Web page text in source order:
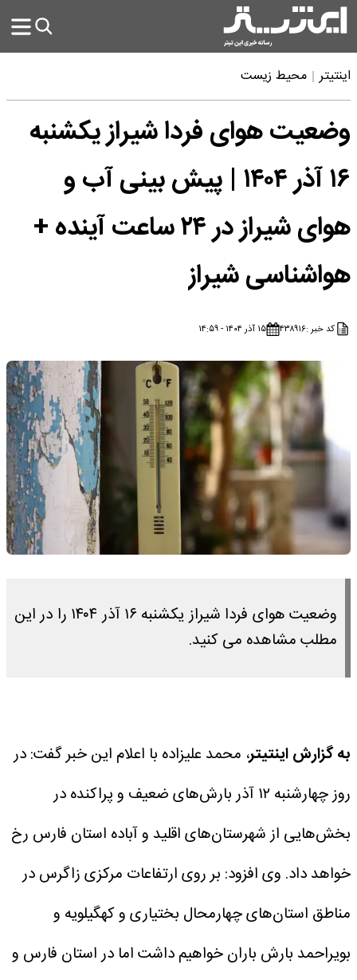
اینتیتر محیط زیست
وضعیت هوای فردا شیراز یکشنبه
۱۶ آذر ۱۴۰۴ | پیش بینی آب و
هوای شیراز در ۲۴ ساعت آینده +
هواشناسی شیراز
کد خبر :۴۳۸۹۱۶ ۱۵ آذر ۱۴۰۴ - ۱۴:۵۹
وضعیت هوای فردا شیراز یکشنبه ۱۶ آذر ۱۴۰۴ را در این
مطلب مشاهده می کنید.
به گزارش اینتیتر، محمد علیزاده با اعلام این خبر گفت: در
روز چهارشنبه ۱۲ آذر بارش‌های ضعیف و پراکنده در
بخش‌هایی از شهرستان‌های اقلید و آباده استان فارس رخ
خواهد داد. وی افزود: بر روی ارتفاعات مرکزی زاگرس در
مناطق استان‌های چهارمحال بختیاری و کهگیلویه و
بویراحمد بارش باران خواهیم داشت اما در استان فارس و